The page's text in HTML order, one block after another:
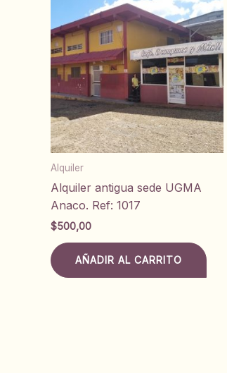
Alquiler
Alquiler antigua sede UGMA
Anaco. Ref: 1017
$500,00
AÑADIR AL CARRITO